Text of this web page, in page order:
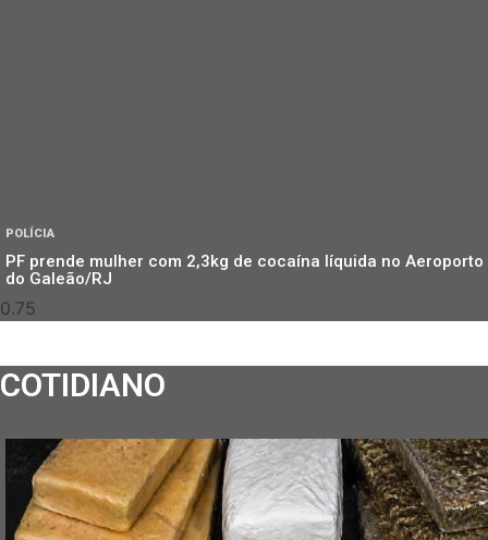
POLÍCIA
PF prende mulher com 2,3kg de cocaína líquida no Aeroporto
do Galeão/RJ
COTIDIANO